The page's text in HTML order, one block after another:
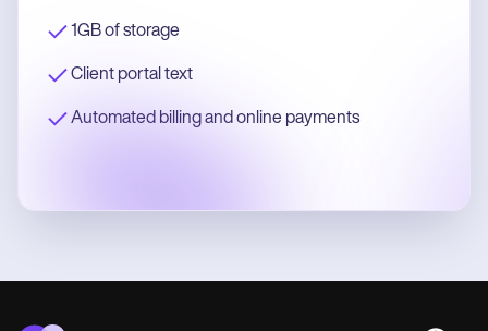
1GB of storage
Client portal text
Automated billing and online payments